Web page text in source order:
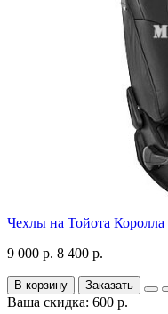
Чехлы на Тойота
9 000 р. 8 400 р.
В корзину Заказать
Ваша скидка: 600 р.